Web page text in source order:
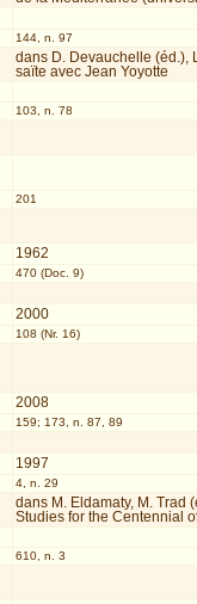
144, n. 97
dans D. Devauchelle (éd.),
saïte avec Jean Yoyotte
103, n. 78
201
1962
470 (Doc. 9)
2000
108 (Nr. 16)
2008
159; 173, n. 87, 89
1997
4, n. 29
dans M. Eldamaty, M. Trad
Studies for the Centennial
610, n. 3